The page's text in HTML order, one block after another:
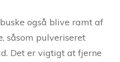
også blive ramt af
såsom pulveriseret
Det er vigtigt at fjerne